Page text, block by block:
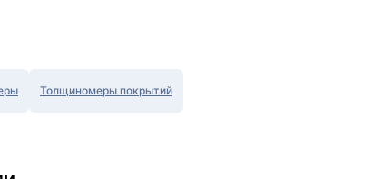
Толщиномеры покрытий